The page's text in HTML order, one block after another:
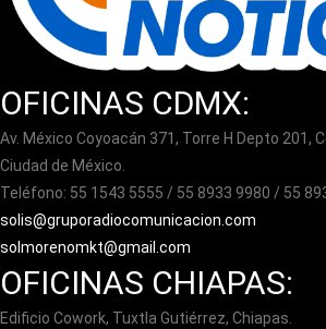
OFICINAS CDMX:
Av. México Coyoacán 371, Torre H Depto 201,
Ciudad de México.
Teléfono: 55 1543 5555 / 55 8933 9980 / 55
solis@gruporadiocomunicacion.com
solmorenomkt@gmail.com
OFICINAS CHIAPAS:
Edificio Cowork, Tuxtla Gutiérrez, Chiapas.